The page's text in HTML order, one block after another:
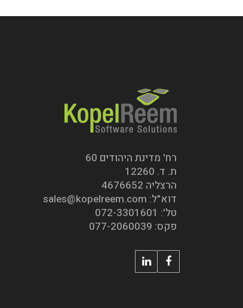
רח' מדינת היהודים 60
ת. ד. 12260
הרצליה 4676652
דוא"ל: sales@kopelreem.com
טל': 072-3301601
פקס: 077-2060039